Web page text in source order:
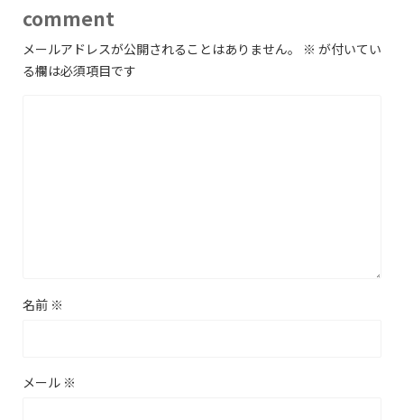
comment
メールアドレスが公開されることはありません。 ※ が付いてい
る欄は必須項目です
名前 ※
メール ※